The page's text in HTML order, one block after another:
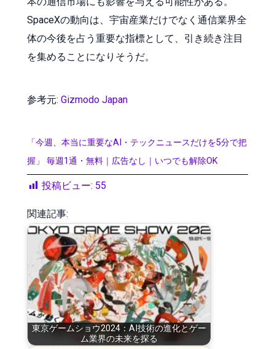
SpaceXの動向は、宇宙産業だけでなく通信業界全
体の今後を占う重要な指標として、引き続き注目
を集めることになりそうだ。
参考元: Gizmodo Japan
「今週、本当に重要なAI・テックニュースだけを5分で把
握」 毎週1通・無料｜広告なし｜いつでも解除OK
投稿ビュー: 55
関連記事:
東京ゲームショウ2024：AI技術の進化とゲー
ム業界の未来を探る